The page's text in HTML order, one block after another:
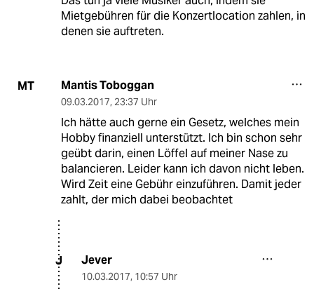
Mietgebühren für die Konzertlocation zahlen, in
denen sie auftreten.
MT Mantis Toboggan
09.03.2017, 23:37 Uhr
Ich hätte auch gerne ein Gesetz, welches mein
Hobby finanziell unterstützt. Ich bin schon sehr
geübt darin, einen Löffel auf meiner Nase zu
balancieren. Leider kann ich davon nicht leben.
Wird Zeit eine Gebühr einzuführen. Damit jeder
zahlt, der mich dabei beobachtet
J Jever
10.03.2017, 10:57 Uhr